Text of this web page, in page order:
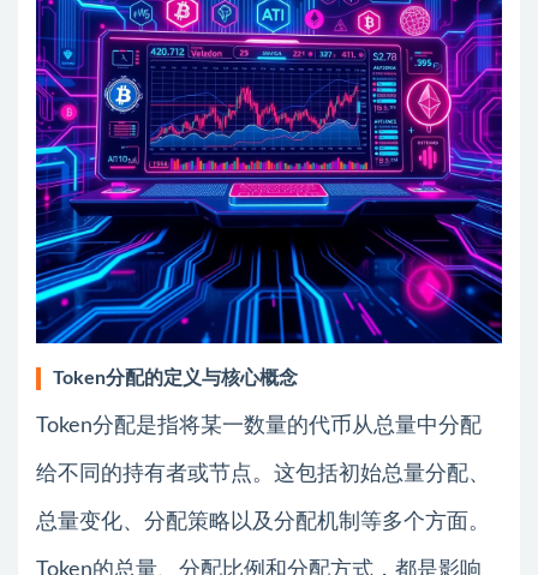
Token分配的定义与核心概念
Token分配是指将某一数量的代币从总量中分配
给不同的持有者或节点。这包括初始总量分配、
总量变化、分配策略以及分配机制等多个方面。
Token的总量、分配比例和分配方式，都是影响